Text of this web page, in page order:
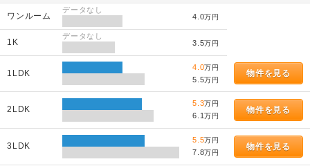
ワンルーム
データなし
4.0万円
1K
データなし
3.5万円
1LDK
4.0万円
5.5万円
物件を見る
2LDK
5.3万円
6.1万円
物件を見る
3LDK
5.5万円
7.8万円
物件を見る